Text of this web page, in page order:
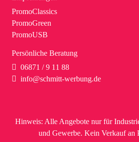
PromoClassics
PromoGreen
PromoUSB
Persönliche Beratung
06871 / 9 11 88
info@schmitt-werbung.de
Hinweis: Alle Angebote nur für
und Gewerbe. Kein Verkauf an